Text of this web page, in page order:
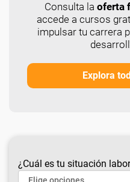
Consulta la oferta
accede a cursos
impulsar tu carrera
Explora
¿Cuál es tu situación